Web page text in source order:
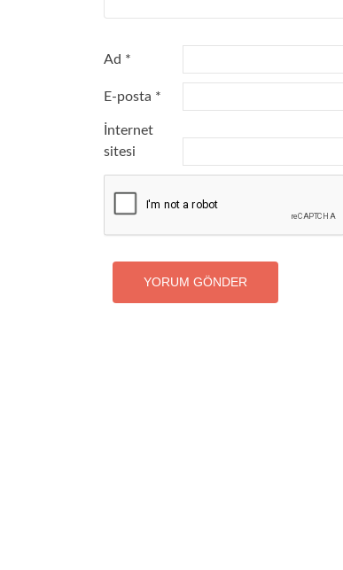
Ad *
E-posta *
İnternet
sitesi